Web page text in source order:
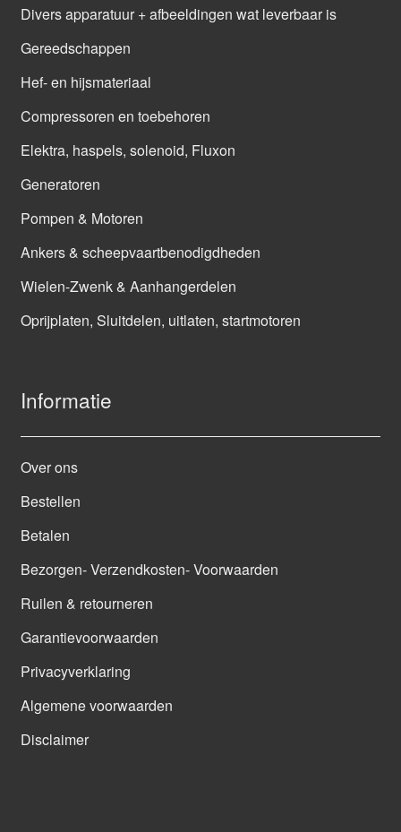
Divers apparatuur + afbeeldingen wat leverbaar is
Gereedschappen
Hef- en hijsmateriaal
Compressoren en toebehoren
Elektra, haspels, solenoid, Fluxon
Generatoren
Pompen & Motoren
Ankers & scheepvaartbenodigdheden
Wielen-Zwenk & Aanhangerdelen
Oprijplaten, Sluitdelen, uitlaten, startmotoren
Informatie
Over ons
Bestellen
Betalen
Bezorgen- Verzendkosten- Voorwaarden
Ruilen & retourneren
Garantievoorwaarden
Privacyverklaring
Algemene voorwaarden
Disclaimer